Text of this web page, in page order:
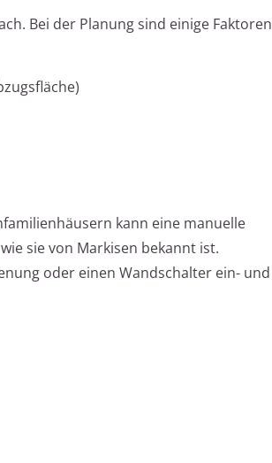
Bei der Planung sind einige Faktoren
kann eine manuelle
sie von Markisen bekannt ist.
oder einen Wandschalter ein- und